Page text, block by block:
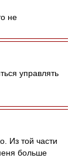
не
управлять
Из той части
больше